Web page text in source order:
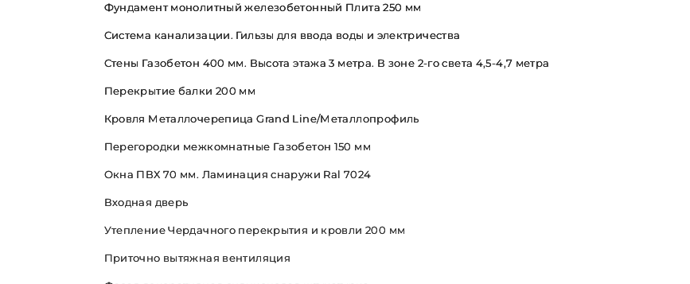
Фундамент монолитный железобетонный Плита 250 мм
Система канализации. Гильзы для ввода воды и электричества
Стены Газобетон 400 мм. Высота этажа 3 метра. В зоне 2-го света 4,5-4,7 метра
Перекрытие балки 200 мм
Кровля Металлочерепица Grand Line/Металлопрофиль
Перегородки межкомнатные Газобетон 150 мм
Окна ПВХ 70 мм. Ламинация снаружи Ral 7024
Входная дверь
Утепление Чердачного перекрытия и кровли 200 мм
Приточно вытяжная вентиляция